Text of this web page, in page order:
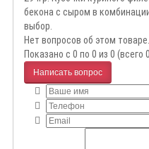
бекона с сыром в
выбор.
Нет вопросов об этом товаре.
Показано с 0 по 0 из 0 (всего
Написать вопрос